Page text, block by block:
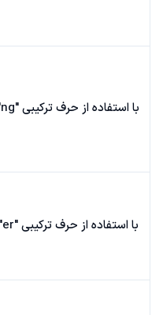
با استفاده از حرف ترکیبی "ng"
با استفاده از حرف ترکیبی "er"